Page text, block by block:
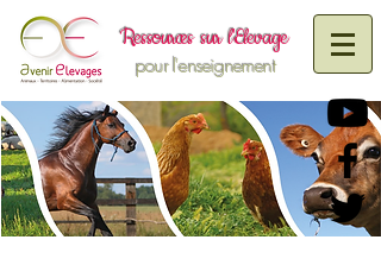
Ressources sur l'Elevage
pour l'enseignement